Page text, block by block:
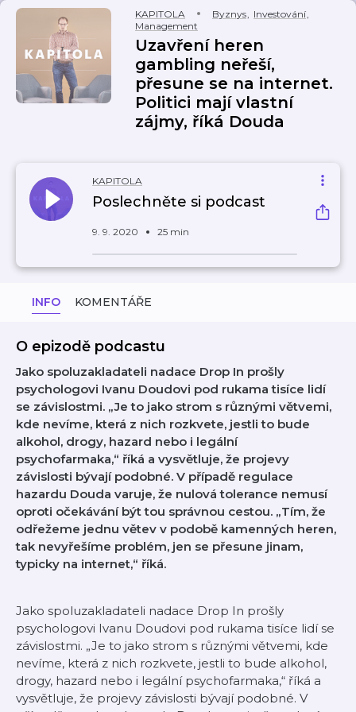
KAPITOLA Byznys, Investování,
Management
Uzavření heren
gambling neřeší,
přesune se na internet.
Politici mají vlastní
zájmy, říká Douda
KAPITOLA
Poslechněte si podcast
9. 9. 2020 25 min
INFO KOMENTÁŘE
O epizodě podcastu
Jako spoluzakladateli nadace Drop In prošly
psychologovi Ivanu Doudovi pod rukama tisíce lidí
se závislostmi. „Je to jako strom s různými větvemi,
kde nevíme, která z nich rozkvete, jestli to bude
alkohol, drogy, hazard nebo i legální
psychofarmaka,“ říká a vysvětluje, že projevy
závislosti bývají podobné. V případě regulace
hazardu Douda varuje, že nulová tolerance nemusí
oproti očekávání být tou správnou cestou. „Tím, že
odřežeme jednu větev v podobě kamenných heren,
tak nevyřešíme problém, jen se přesune jinam,
typicky na internet,“ říká.
Jako spoluzakladateli nadace Drop In prošly
psychologovi Ivanu Doudovi pod rukama tisíce lidí se
závislostmi. „Je to jako strom s různými větvemi, kde
nevíme, která z nich rozkvete, jestli to bude alkohol,
drogy, hazard nebo i legální psychofarmaka,“ říká a
vysvětluje, že projevy závislosti bývají podobné. V